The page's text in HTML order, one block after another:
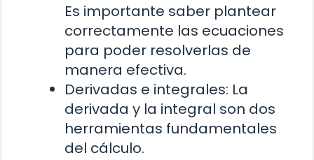
Es importante saber plantear
correctamente las ecuaciones
para poder resolverlas de
manera efectiva.
Derivadas e integrales: La
derivada y la integral son dos
herramientas fundamentales
del cálculo.